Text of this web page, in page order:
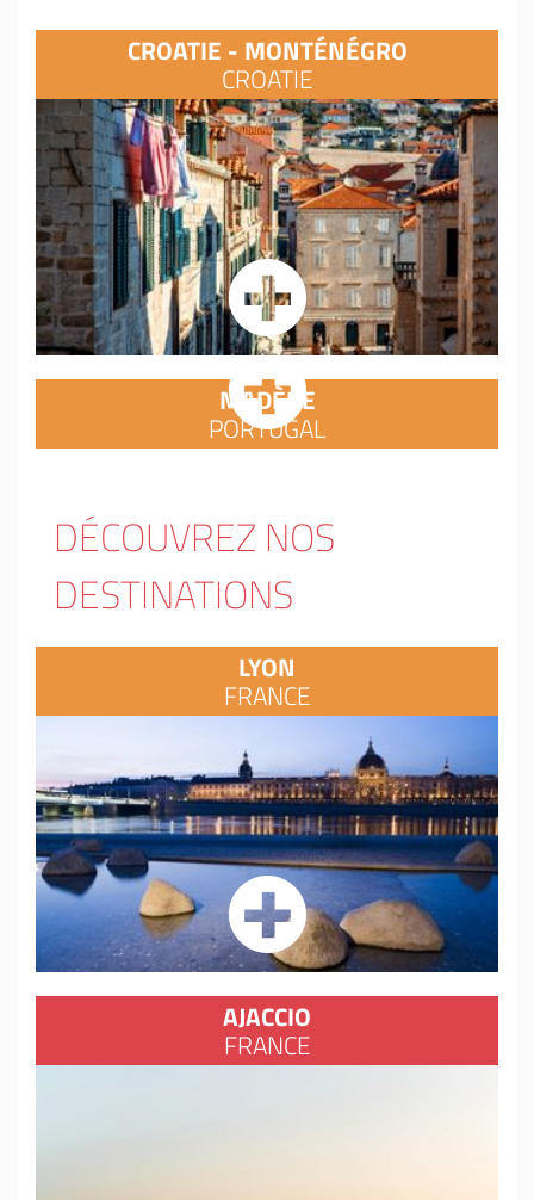
CROATIE - MONTÉNÉGRO
CROATIE
MADÈRE
PORTUGAL
DÉCOUVREZ NOS
DESTINATIONS
LYON
FRANCE
AJACCIO
FRANCE